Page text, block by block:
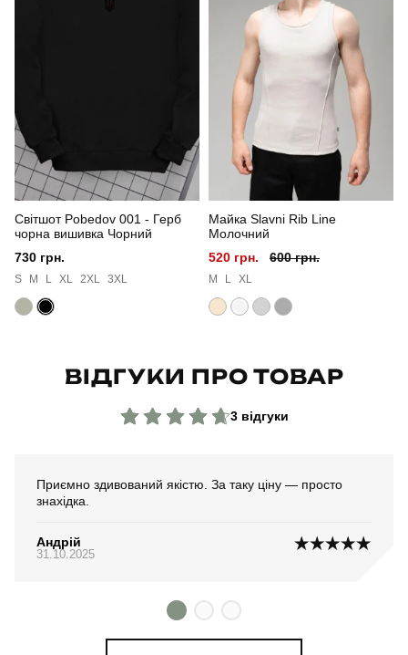
чоловічий
повсякденний
Сезон весна
Колір сірий
Матеріал
Склад тканини 100% поліестер
Країна - виробник
Світшот Pobedov 001 - Герб
чорна вишивка Чорний
730 грн.
S M L XL 2XL 3XL
Майка Slavni Rib Line
Молочний
520 грн.
600 грн.
M L XL
ВІДГУКИ ПРО ТОВАР
3 відгуки
Приємно здивований якістю. За таку ціну — просто
знахідка.
Андрій
31.10.2025